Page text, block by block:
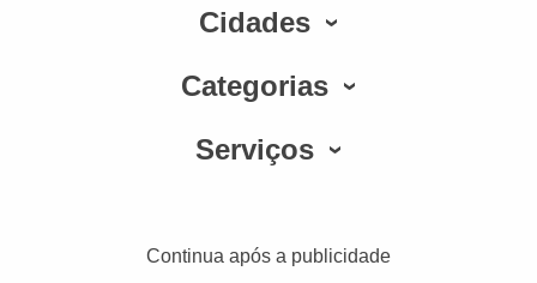
Cidades
Categorias
Serviços
Continua após a publicidade